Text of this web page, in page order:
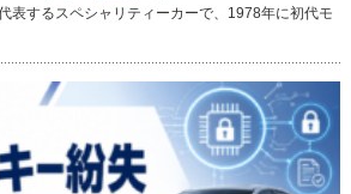
表するスペシャリティーカーで、1978年に初代モ